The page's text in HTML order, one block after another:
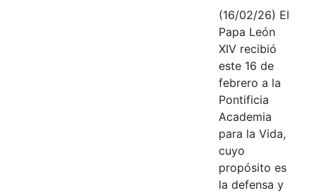
(16/02/26) El
Papa León
XIV recibió
este 16 de
febrero a la
Pontificia
Academia
para la Vida,
cuyo
propósito es
la defensa y